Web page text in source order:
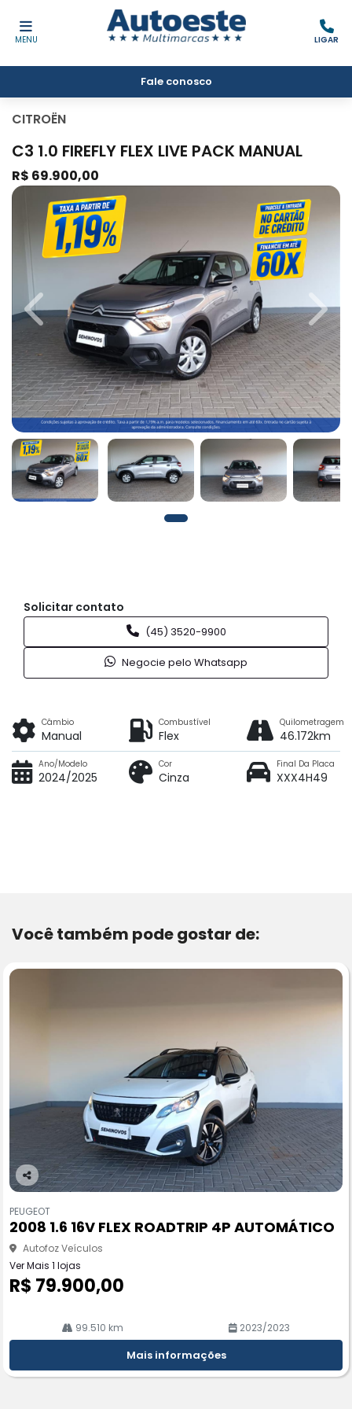
MENU LIGAR
Fale conosco
CITROËN
C3 1.0 FIREFLY FLEX LIVE PACK MANUAL
R$ 69.900,00
Previous Next
Solicitar contato
(45) 3520-9900
Negocie pelo Whatsapp
Câmbio
Manual
Combustível
Flex
Quilometragem
46.172km
Ano/Modelo
2024/2025
Cor
Cinza
Final Da Placa
XXX4H49
Você também pode gostar de:
Co
pa
rtil
he
PEUGEOT
2008 1.6 16V FLEX ROADTRIP 4P AUTOMÁTICO
Autofoz Veículos
Ver Mais 1 lojas
R$ 79.900,00
99.510 km 2023/2023
Mais informações